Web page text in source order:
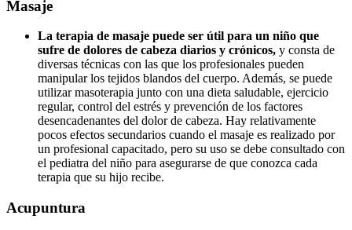
Masaje
La terapia de masaje puede ser útil para un niño que
sufre de dolores de cabeza diarios y crónicos, y consta de
diversas técnicas con las que los profesionales pueden
manipular los tejidos blandos del cuerpo. Además, se puede
utilizar masoterapia junto con una dieta saludable, ejercicio
regular, control del estrés y prevención de los factores
desencadenantes del dolor de cabeza. Hay relativamente
pocos efectos secundarios cuando el masaje es realizado por
un profesional capacitado, pero su uso se debe consultado con
el pediatra del niño para asegurarse de que conozca cada
terapia que su hijo recibe.
Acupuntura